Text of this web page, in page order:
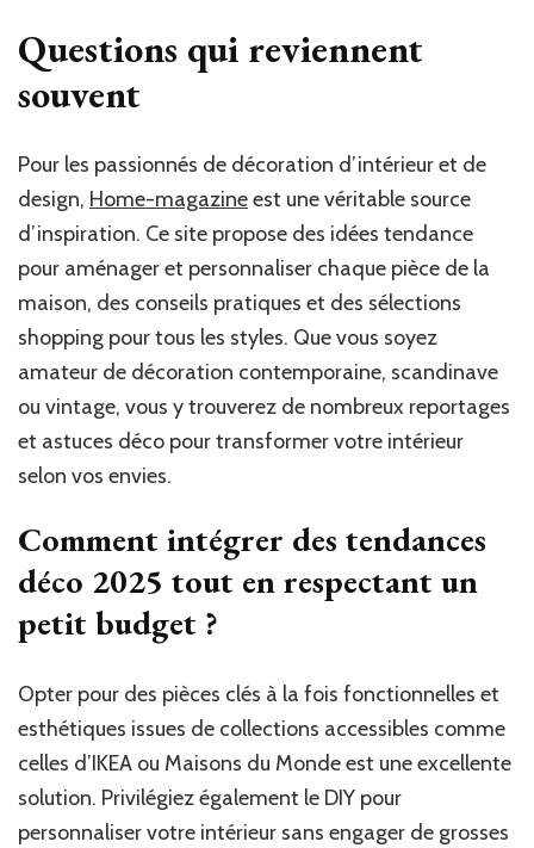
Questions qui reviennent
souvent
Pour les passionnés de décoration d’intérieur et de
design, Home-magazineest une véritable source
d’inspiration. Ce site propose des idées tendance
pour aménager et personnaliser chaque pièce de la
maison, des conseils pratiques et des sélections
shopping pour tous les styles. Que vous soyez
amateur de décoration contemporaine, scandinave
ou vintage, vous y trouverez de nombreux reportages
et astuces déco pour transformer votre intérieur
selon vos envies.
Comment intégrer des tendances
déco 2025 tout en respectant un
petit budget ?
Opter pour des pièces clés à la fois fonctionnelles et
esthétiques issues de collections accessibles comme
celles d’IKEA ou Maisons du Monde est une excellente
solution. Privilégiez également le DIY pour
personnaliser votre intérieur sans engager de grosses